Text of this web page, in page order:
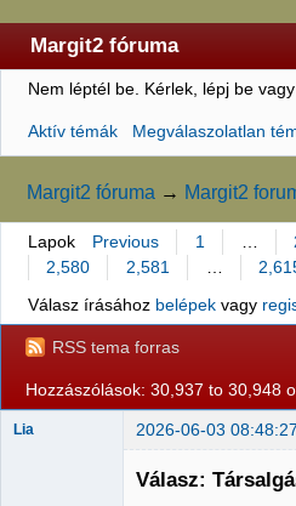
Margit2 fóruma
Kezdőlap
Felhasználólista
Szabályzat
Keresés
Regisztráció
Belépés
Nem léptél be. Kérlek, lépj be
Aktív témák Megválaszolatlan
Margit2 fóruma → Margit2
Lapok Previous 1
2,580
2,581
Válasz írásához belépekvagy
RSS tema forras
Hozzászólások: 30,937 to 30,948
Lia 2026-06-03 08:48:27
Válasz: